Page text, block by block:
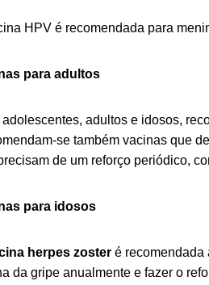
HPV é recomendada para
para adultos
adolescentes, adultos e idosos,
se também vacinas que
de um reforço periódico,
para idosos
herpes zosteré recomendada
da gripe anualmente e fazer o